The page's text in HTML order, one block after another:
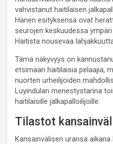
vahvistanut haitilaisen
Hänen esityksensä ovat
seurojen keskuudessa
Haitista nousevaa
Tämä näkyvyys on
etsimään haitilaisia pelaajia,
nuorten urheilijoiden
Luyindulan menestystarina
haitilaisille jalkapalloilijoille.
Tilastot
Kansainvälisen uransa